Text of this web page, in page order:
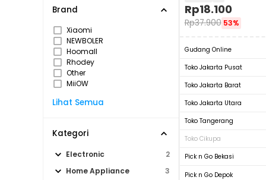
Brand
Xiaomi
NEWBOLER
Hoomall
Rhodey
Other
MiiOW
Lihat Semua
Kategori
Electronic
2
Home Appliance
3
Rp18.100
Rp37.900 53%
Gudang Online
Toko Jakarta Pusat
Toko Jakarta Barat
Toko Jakarta Utara
Toko Tangerang
Toko Cikupa
Pick n Go Bekasi
Pick n Go Depok